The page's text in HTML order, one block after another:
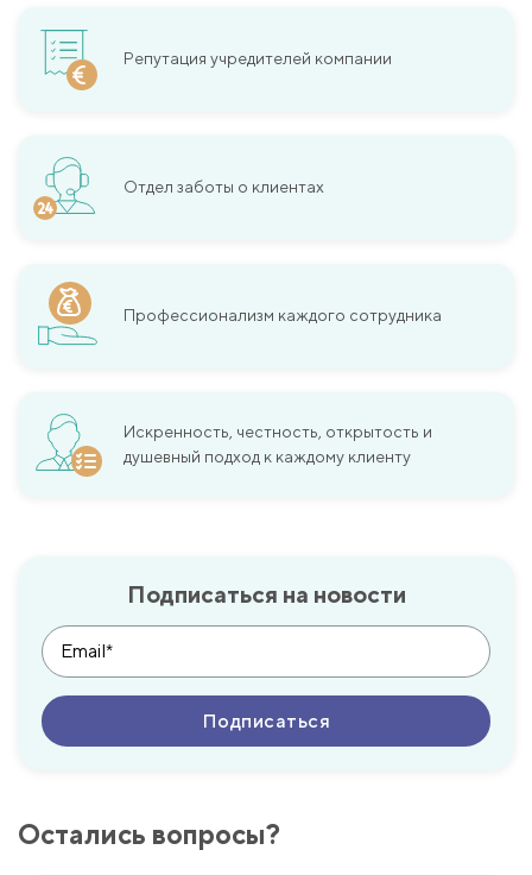
Репутация учредителей компании
Отдел заботы о клиентах
Профессионализм каждого сотрудника
Искренность, честность, открытость и
душевный подход к каждому клиенту
Подписаться на новости
Остались вопросы?